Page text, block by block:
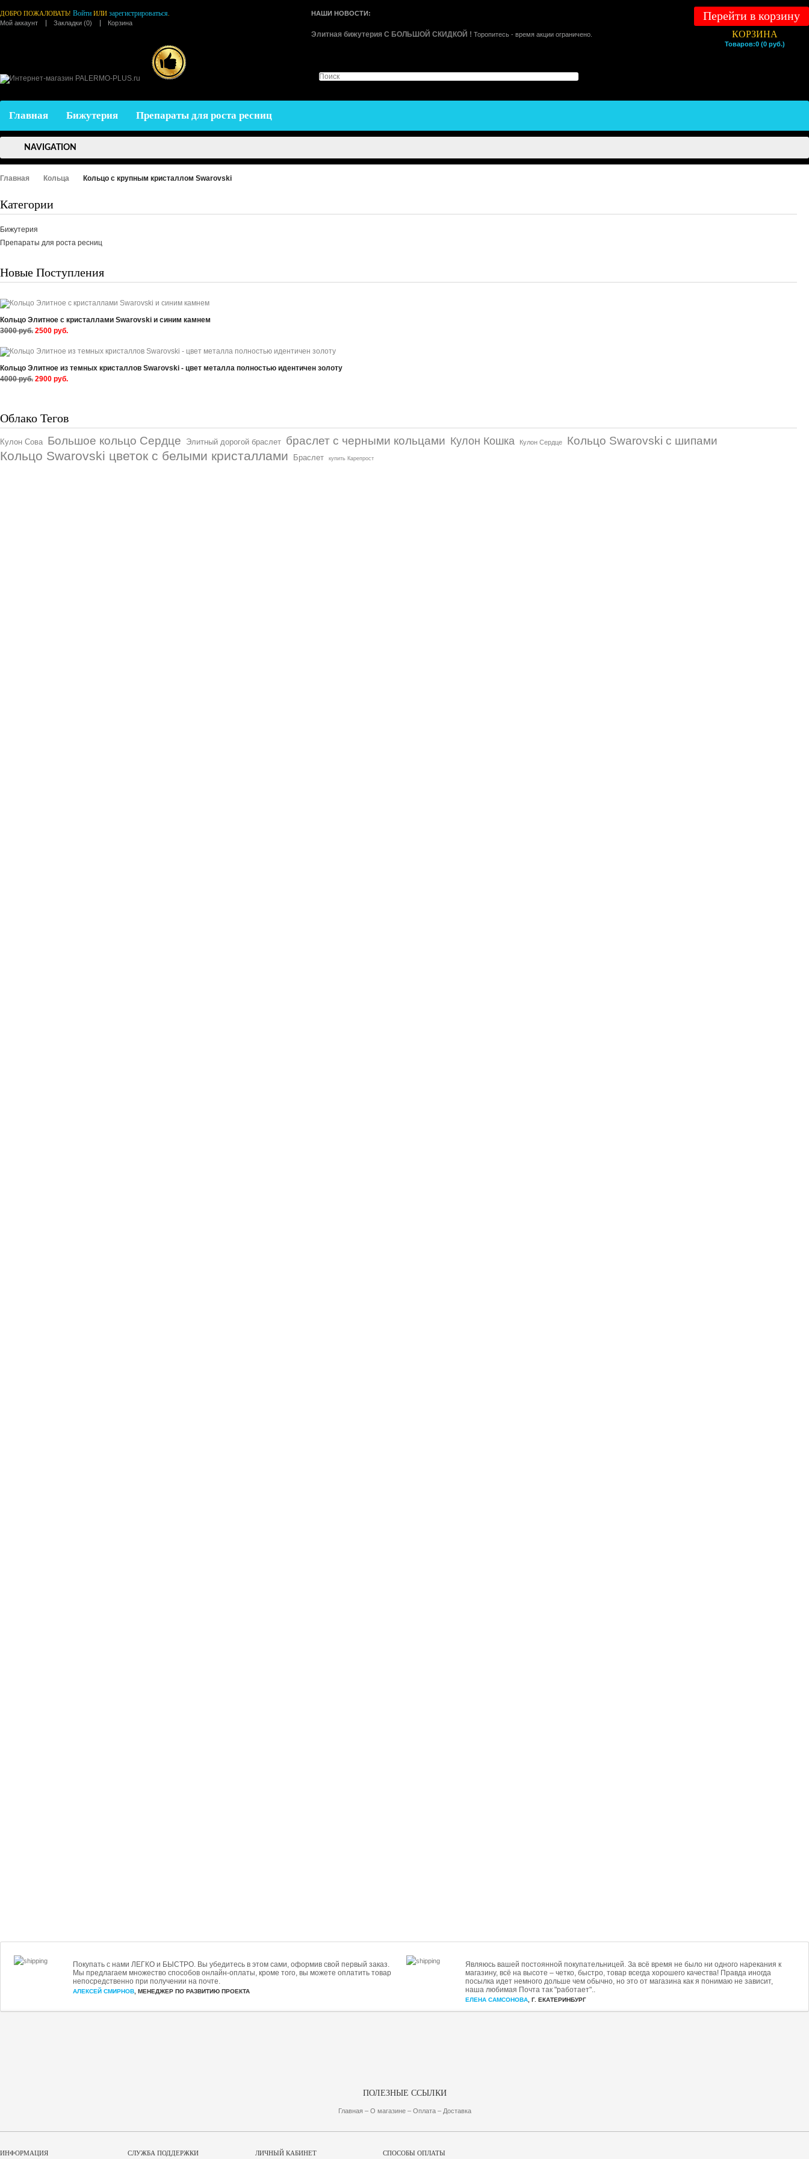
ДОБРО ПОЖАЛОВАТЬ! Войти ИЛИ зарегистрироваться
Мой аккаунт
Закладки (0) Корзина
НАШИ НОВОСТИ:
Элитная бижутерия С БОЛЬШОЙ СКИДКОЙ ! Торопитесь - время акции ограничено.
Перейти в корзину
КОРЗИНА
Товаров:0 (0 руб.)
Главная Бижутерия Препараты для роста ресниц
NAVIGATION
Главная Кольца Кольцо с крупным кристаллом Swarovski
Категории
Бижутерия
Препараты для роста ресниц
Новые Поступления
Кольцо Элитное с кристаллами Swarovski и синим камнем
3000 руб. 2500 руб.
Кольцо Элитное из темных кристаллов Swarovski - цвет металла полностью идентичен золоту
4000 руб. 2900 руб.
Облако Тегов
Кулон Сова Большое кольцо Сердце Элитный дорогой браслет браслет с черными кольцами Кулон Кошка Кулон Сердце Кольцо Swarovski с шипами
Кольцо Swarovski цветок с белыми кристаллами Браслет купить Карепрост
Покупать с нами ЛЕГКО и БЫСТРО. Вы убедитесь в этом сами, оформив свой первый заказ.
Мы предлагаем множество способов онлайн-оплаты, кроме того, вы можете оплатить товар
непосредственно при получении на почте.
АЛЕКСЕЙ СМИРНОВ , МЕНЕДЖЕР ПО РАЗВИТИЮ ПРОЕКТА
Являюсь вашей постоянной покупательницей. За всё время не было ни одного нарекания к
магазину, всё на высоте – четко, быстро, товар всегда хорошего качества! Правда иногда
посылка идет немного дольше чем обычно, но это от магазина как я понимаю не зависит,
наша любимая Почта так "работает"..
ЕЛЕНА САМСОНОВА , Г. ЕКАТЕРИНБУРГ
ПОЛЕЗНЫЕ ССЫЛКИ
Главная – О магазине – Оплата – Доставка
ИНФОРМАЦИЯ СЛУЖБА ПОДДЕРЖКИ ЛИЧНЫЙ КАБИНЕТ СПОСОБЫ ОПЛАТЫ